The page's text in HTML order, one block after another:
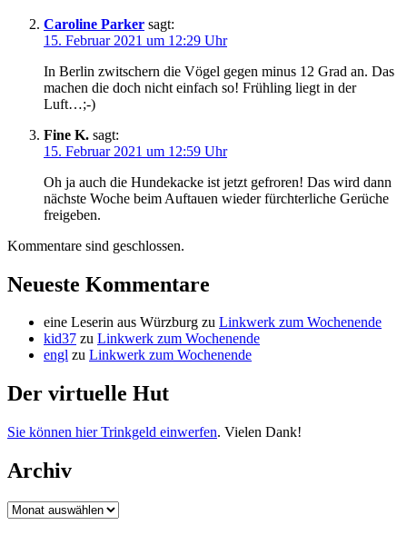
Caroline Parker sagt:
15. Februar 2021 um 12:29 Uhr
In Berlin zwitschern die Vögel gegen minus 12 Grad an. Das
machen die doch nicht einfach so! Frühling liegt in der
Luft…;-)
Fine K. sagt:
15. Februar 2021 um 12:59 Uhr
Oh ja auch die Hundekacke ist jetzt gefroren! Das wird dann
nächste Woche beim Auftauen wieder fürchterliche Gerüche
freigeben.
Kommentare sind geschlossen.
Neueste Kommentare
eine Leserin aus Würzburg zu Linkwerk zum Wochenende
kid37 zu Linkwerk zum Wochenende
engl zu Linkwerk zum Wochenende
Der virtuelle Hut
Sie können hier Trinkgeld einwerfen. Vielen Dank!
Archiv
Archiv